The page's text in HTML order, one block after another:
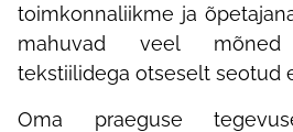
toimkonnaliikme ja
mahuvad veel
tekstiilidega otseselt seotud
Oma praeguse